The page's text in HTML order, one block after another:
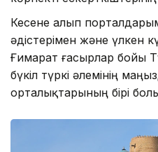
Кесене алып
әдістерімен және үлкен
Ғимарат ғасырлар бойы
бүкіл түркі әлемінің
орталықтарының бірі